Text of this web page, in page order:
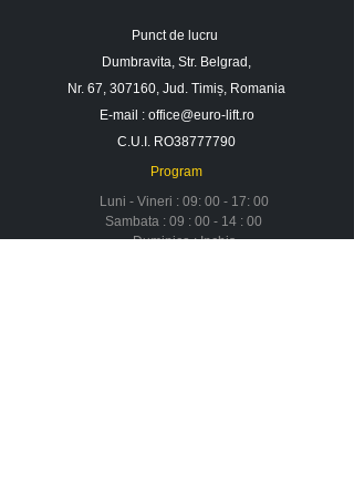
Punct de lucru
Dumbravita, Str. Belgrad,
Nr. 67, 307160, Jud. Timiș, Romania
E-mail : office@euro-lift.ro
C.U.I. RO38777790
Program
Luni - Vineri : 09: 00 - 17: 00
Sambata : 09 : 00 - 14 : 00
Duminica : Inchis